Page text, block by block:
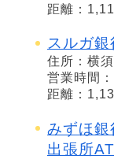
距離：
スルガ
住所：横
営業時間
距離：
みずほ銀
出張所